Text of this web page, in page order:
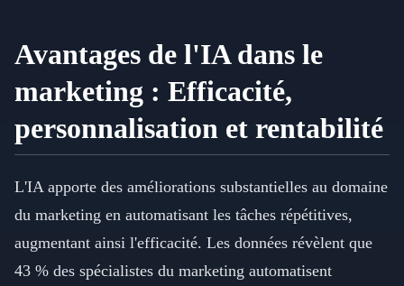
Avantages de l'IA dans le
marketing : Efficacité,
personnalisation et rentabilité
L'IA apporte des améliorations substantielles au domaine
du marketing en automatisant les tâches répétitives,
augmentant ainsi l'efficacité. Les données révèlent que
43 % des spécialistes du marketing automatisent